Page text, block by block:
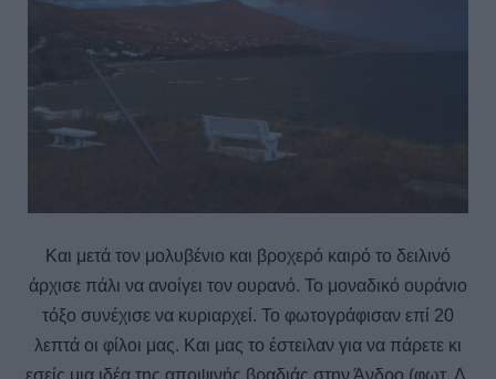
Και μετά τον μολυβένιο και βροχερό καιρό το δειλινό
άρχισε πάλι να ανοίγει τον ουρανό. Το μοναδικό ουράνιο
τόξο συνέχισε να κυριαρχεί. Το φωτογράφισαν επί 20
λεπτά οι φίλοι μας. Και μας το έστειλαν για να πάρετε κι
εσείς μια ιδέα της αποψινής βραδιάς στην Άνδρο (φωτ. Δ.